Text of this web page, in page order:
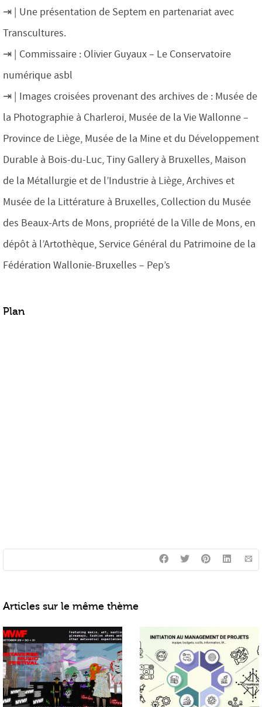
Une présentation de Septem en partenariat avec
Transcultures.
Commissaire : Olivier Guyaux – Le Conservatoire
numérique asbl
Images croisées provenant des archives de : Musée de
la Photographie à Charleroi, Musée de la Vie Wallonne –
Province de Liège, Musée de la Mine et du Développement
Durable à Bois-du-Luc, Tiny Gallery à Bruxelles, Maison
de la Métallurgie et de l’Industrie à Liège, Archives et
Musée de la Littérature à Bruxelles, Collection du Musée
des Beaux-Arts de Mons, propriété de la Ville de Mons, en
dépôt à l’Artothèque, Service Général du Patrimoine de la
Fédération Wallonie-Bruxelles – Pep’s
Plan
Articles sur le même thème